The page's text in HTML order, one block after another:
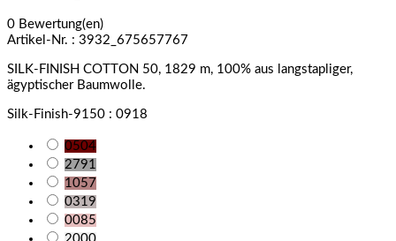
0 Bewertung(en)
Artikel-Nr. : 3932_675657767
SILK-FINISH COTTON 50, 1829 m, 100% aus langstapliger,
ägyptischer Baumwolle.
Silk-Finish-9150 : 0918
0504
2791
1057
0319
0085